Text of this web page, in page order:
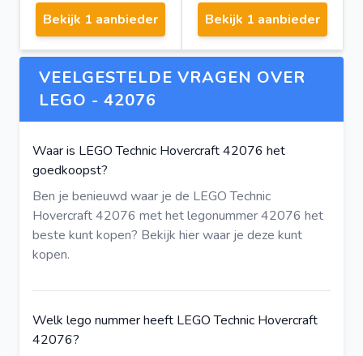
Bekijk 1 aanbieder Bekijk 1 aanbieder
VEELGESTELDE VRAGEN OVER
LEGO - 42076
Waar is LEGO Technic Hovercraft 42076 het
goedkoopst?
Ben je benieuwd waar je de LEGO Technic
Hovercraft 42076 met het legonummer 42076 het
beste kunt kopen? Bekijk hierwaar je deze kunt
kopen.
Welk lego nummer heeft LEGO Technic Hovercraft
42076?